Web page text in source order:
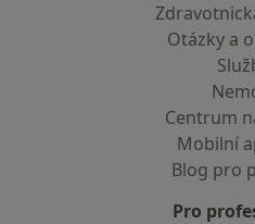
Otázky a
Centrum
Mobilní
Blog pro
Pro